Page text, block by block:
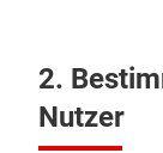
2.
Nutzer